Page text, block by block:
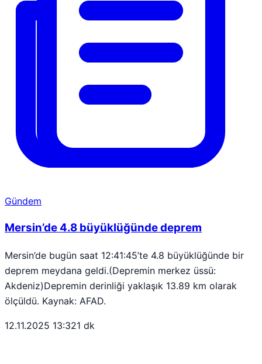
Gündem
Mersin’de 4.8 büyüklüğünde deprem
Mersin’de bugün saat 12:41:45’te 4.8 büyüklüğünde bir
deprem meydana geldi.(Depremin merkez üssü:
Akdeniz)Depremin derinliği yaklaşık 13.89 km olarak
ölçüldü. Kaynak: AFAD.
12.11.2025 13:321 dk